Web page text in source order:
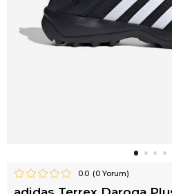
0.0 (0Yorum)